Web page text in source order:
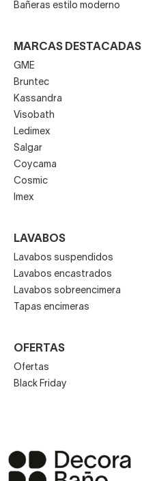
Bañeras estilo moderno
MARCAS DESTACADAS
GME
Bruntec
Kassandra
Visobath
Ledimex
Salgar
Coycama
Cosmic
Imex
LAVABOS
Lavabos suspendidos
Lavabos encastrados
Lavabos sobreencimera
Tapas encimeras
OFERTAS
Ofertas
Black Friday